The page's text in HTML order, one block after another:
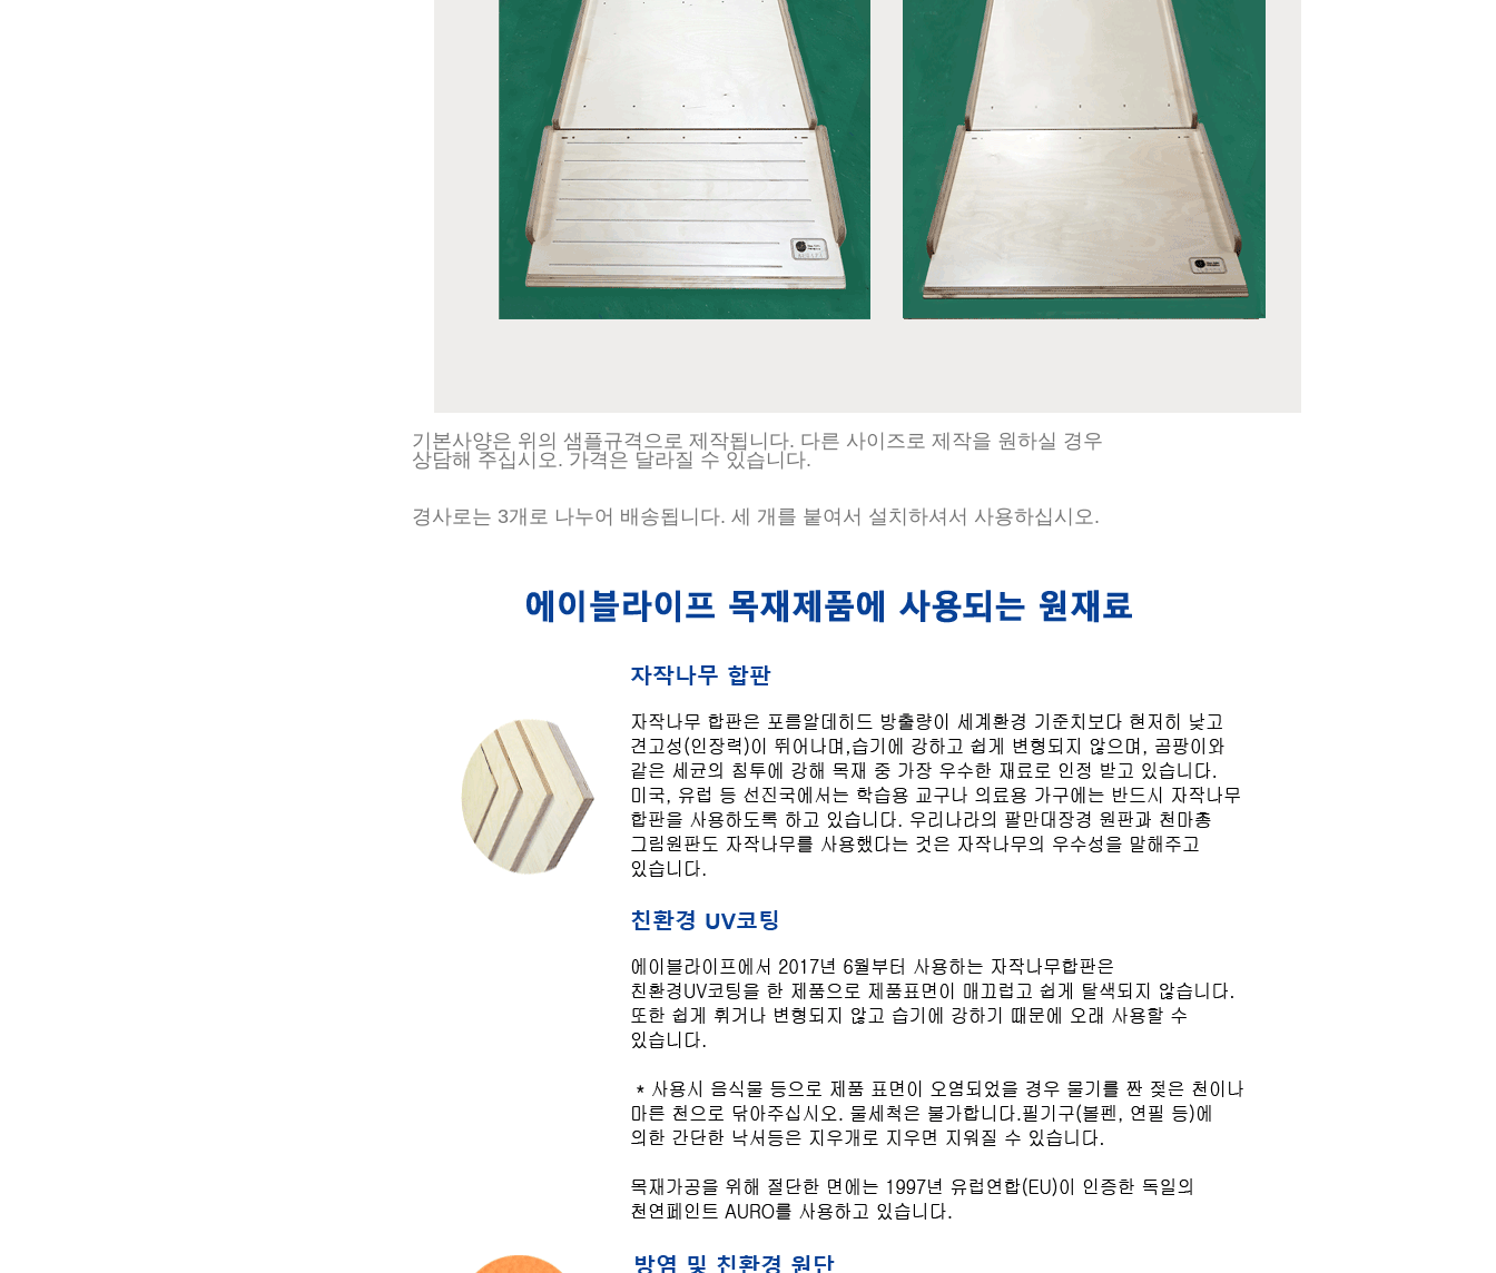
기본사양은 위의 샘플규격으로 제작됩니다. 다른 사이즈로 제작을 원하실 경우
상담해 주십시오. 가격은 달라질 수 있습니다.
경사로는 3개로 나누어 배송됩니다. 세 개를 붙여서 설치하셔서 사용하십시오.